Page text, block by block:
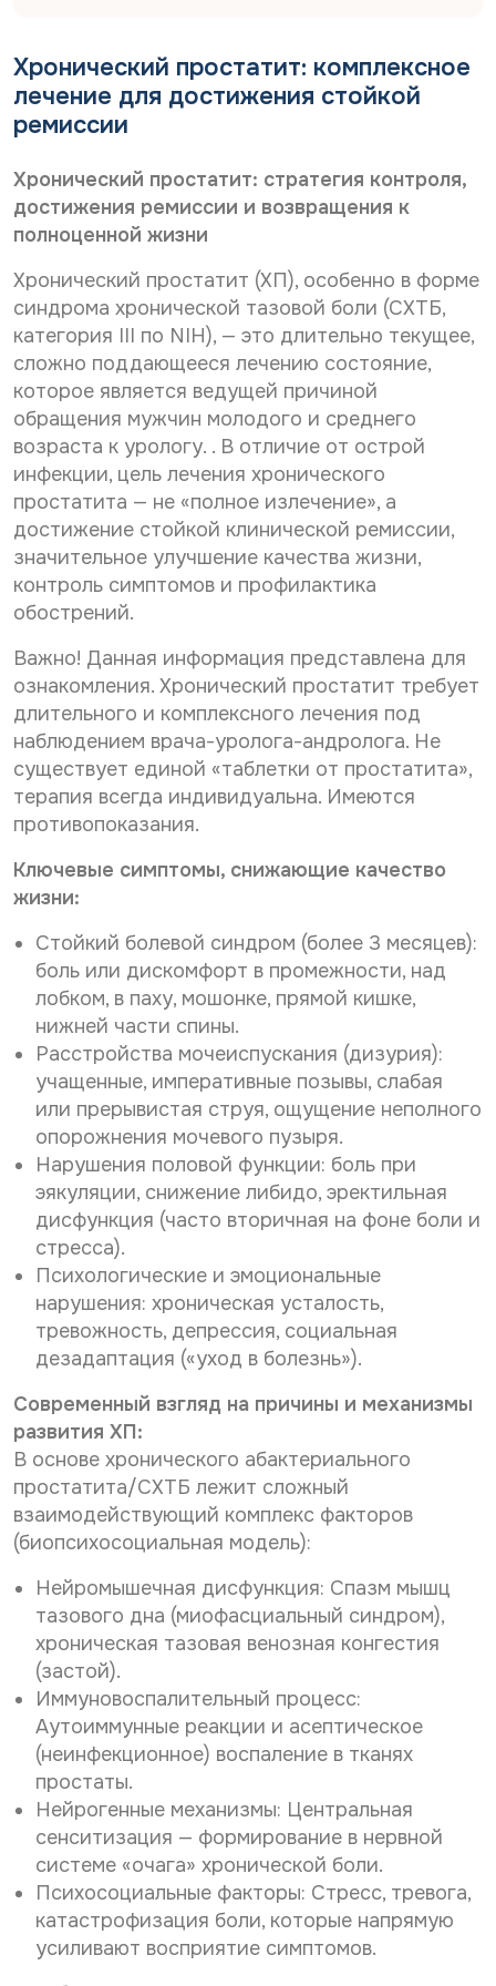
Хронический простатит: комплексное
лечение для достижения стойкой
ремиссии
Хронический простатит: стратегия контроля,
достижения ремиссии и возвращения к
полноценной жизни
Хронический простатит (ХП), особенно в форме
синдрома хронической тазовой боли (СХТБ,
категория III по NIH), — это длительно текущее,
сложно поддающееся лечению состояние,
которое является ведущей причиной
обращения мужчин молодого и среднего
возраста к урологу. . В отличие от острой
инфекции, цель лечения хронического
простатита — не «полное излечение», а
достижение стойкой клинической ремиссии,
значительное улучшение качества жизни,
контроль симптомов и профилактика
обострений.
Важно! Данная информация представлена для
ознакомления. Хронический простатит требует
длительного и комплексного лечения под
наблюдением врача-уролога-андролога. Не
существует единой «таблетки от простатита»,
терапия всегда индивидуальна. Имеются
противопоказания.
Ключевые симптомы, снижающие качество
жизни:
Стойкий болевой синдром (более 3 месяцев):
боль или дискомфорт в промежности, над
лобком, в паху, мошонке, прямой кишке,
нижней части спины.
Расстройства мочеиспускания (дизурия):
учащенные, императивные позывы, слабая
или прерывистая струя, ощущение неполного
опорожнения мочевого пузыря.
Нарушения половой функции: боль при
эякуляции, снижение либидо, эректильная
дисфункция (часто вторичная на фоне боли и
стресса).
Психологические и эмоциональные
нарушения: хроническая усталость,
тревожность, депрессия, социальная
дезадаптация («уход в болезнь»).
Современный взгляд на причины и механизмы
развития ХП:
В основе хронического абактериального
простатита/СХТБ лежит сложный
взаимодействующий комплекс факторов
(биопсихосоциальная модель):
Нейромышечная дисфункция: Спазм мышц
тазового дна (миофасциальный синдром),
хроническая тазовая венозная конгестия
(застой).
Иммуновоспалительный процесс:
Аутоиммунные реакции и асептическое
(неинфекционное) воспаление в тканях
простаты.
Нейрогенные механизмы: Центральная
сенситизация — формирование в нервной
системе «очага» хронической боли.
Психосоциальные факторы: Стресс, тревога,
катастрофизация боли, которые напрямую
усиливают восприятие симптомов.
С
г
л
с
и
е
н
о
б
р
а
б
т
к
у
е
р
с
о
н
а
л
н
х
д
а
н
ы
х
Даю согласие наобработку персональных
данных
С
г
л
а
с
е
н
а
р
а
с
с
ы
л
у
Даю согласие на получение информационной
Отправить
г
л
а
с
е
н
а
о
р
а
б
о
т
у
п
е
р
с
о
н
а
л
ь
н
х
а
н
н
ы
х
*
Отправить
Наименование направившего лечебного учреждения*
ФИО направившего врача, указанного в направлении*
Нужное Вам исследование*
Желаемая дата и время приёма
Даю согласие на
обработку персональных данных
Даю согласие на получение информационной
После анализа заявки Вам ответят электронным
письмом на указанный Вами e-mail.
Срок обработки заявки - до 2-х рабочих дней.
Ввиду высокой загруженности наших докторов дата
и время приема могут отличаться от Вашего
пожелания в интернет-заявке.